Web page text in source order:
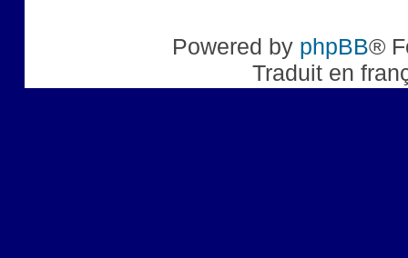
Powered by phpBB®
Traduit en